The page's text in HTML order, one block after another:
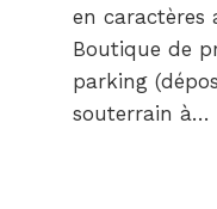
en caractères
Boutique de
parking
souterrain à…